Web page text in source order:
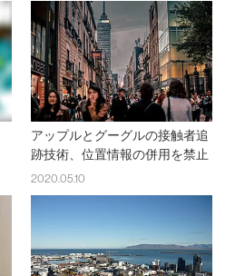
アップルとグーグルの接触者追
跡技術、位置情報の併用を禁止
2020.05.10